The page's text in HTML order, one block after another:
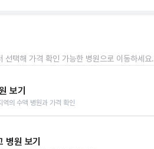
선택해 가격 확인 가능한 병원으로 이동하세요.
보기
의 수액 병원과 가격 확인
병원 보기